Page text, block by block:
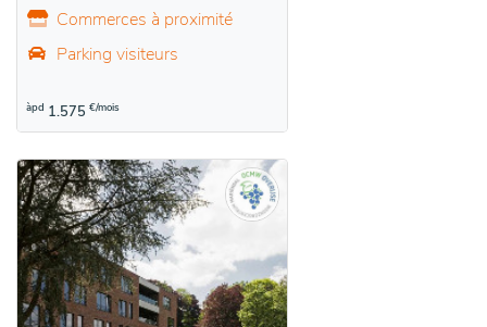
Commerces à proximité
Parking visiteurs
àpd 1.575 €/mois